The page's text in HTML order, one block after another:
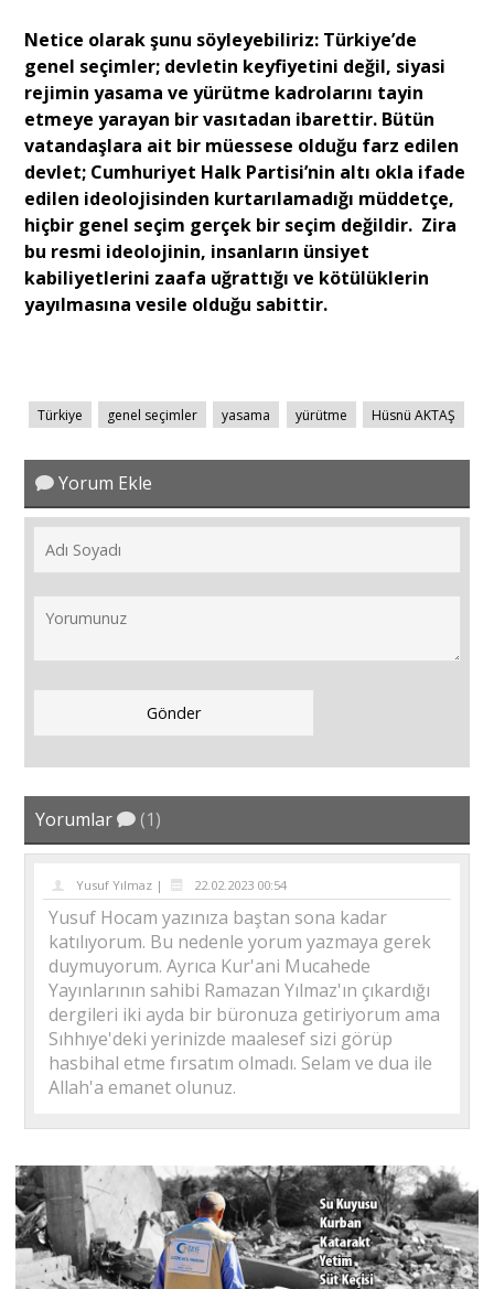
Netice olarak şunu söyleyebiliriz: Türkiye’de
genel seçimler; devletin keyfiyetini değil, siyasi
rejimin yasama ve yürütme kadrolarını tayin
etmeye yarayan bir vasıtadan ibarettir. Bütün
vatandaşlara ait bir müessese olduğu farz edilen
devlet; Cumhuriyet Halk Partisi’nin altı okla ifade
edilen ideolojisinden kurtarılamadığı müddetçe,
hiçbir genel seçim gerçek bir seçim değildir. Zira
bu resmi ideolojinin, insanların ünsiyet
kabiliyetlerini zaafa uğrattığı ve kötülüklerin
yayılmasına vesile olduğu sabittir.
Türkiye genel seçimler yasama yürütme Hüsnü AKTAŞ
Yorum Ekle
Yorumlar (1)
Yusuf Yılmaz | 22.02.2023 00:54
Yusuf Hocam yazınıza baştan sona kadar
katılıyorum. Bu nedenle yorum yazmaya gerek
duymuyorum. Ayrıca Kur'ani Mucahede
Yayınlarının sahibi Ramazan Yılmaz'ın çıkardığı
dergileri iki ayda bir büronuza getiriyorum ama
Sıhhıye'deki yerinizde maalesef sizi görüp
hasbihal etme fırsatım olmadı. Selam ve dua ile
Allah'a emanet olunuz.